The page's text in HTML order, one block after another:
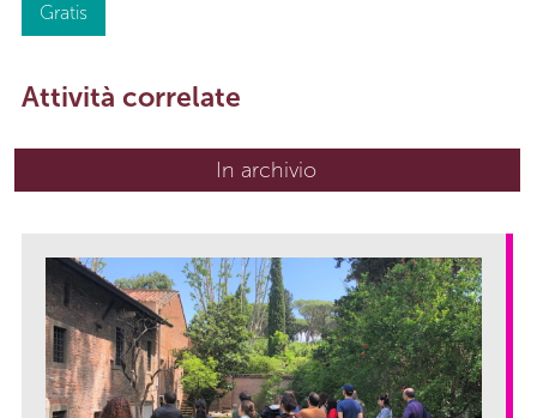
Gratis
Attività correlate
In archivio